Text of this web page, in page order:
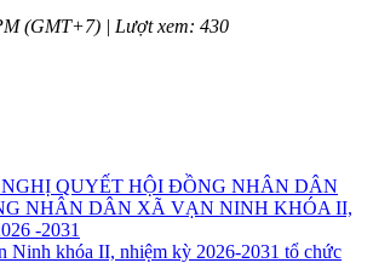
(GMT+7) | Lượt xem: 430
QUYẾT HỘI ĐỒNG NHÂN DÂN
NHÂN DÂN XÃ VẠN NINH KHÓA II,
-2031
khóa II, nhiệm kỳ 2026-2031 tổ chức